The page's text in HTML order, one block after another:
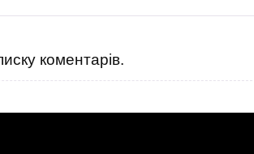
коментарів.